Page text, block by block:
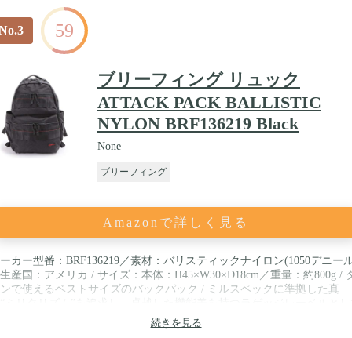
59
ブリーフィング リュック
ATTACK PACK BALLISTIC
NYLON BRF136219 Black
None
ブリーフィング
Amazonで詳しく見る
ーカー型番：BRF136219／素材：バリスティックナイロン(1050デニー
生産国：アメリカ / サイズ：本体：H45×W30×D18cm／重量：約800g /
で使えるベストサイズのバックパック / ミルスペックに準拠した真
発されたBRIEFING。アメリカが本気で生み出す強靭なパーツや最高峰
術の本質を理解し、タウンユースモデルにどう搭載し、どのようなスタ
続きを見る